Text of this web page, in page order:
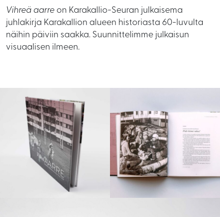
Vihreä aarre on Karakallio-Seuran julkaisema
juhlakirja Karakallion alueen historiasta 60-luvulta
näihin päiviin saakka. Suunnittelimme julkaisun
visuaalisen ilmeen.